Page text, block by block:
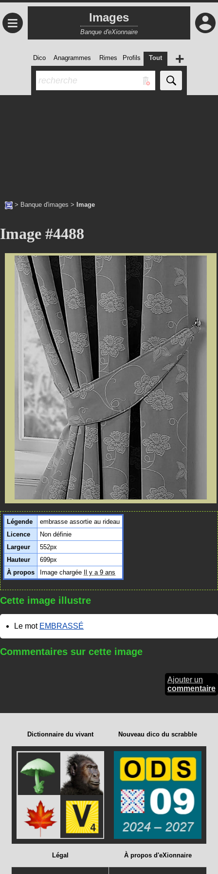
≡ Images
Banque d'eXionnaire
Dico Anagrammes Rimes Profils Tout +
> Banque d'images > Image
Image #4488
Légende
embrasse assortie au rideau
Licence
Non définie
Largeur
552px
Hauteur
699px
À propos
Image chargée Il y a 9 ans
Cette image illustre
Le mot EMBRASSÉ
Commentaires sur cette image
Ajouter un
commentaire
Dictionnaire du vivant Nouveau dico du scrabble
Légal À propos d'eXionnaire